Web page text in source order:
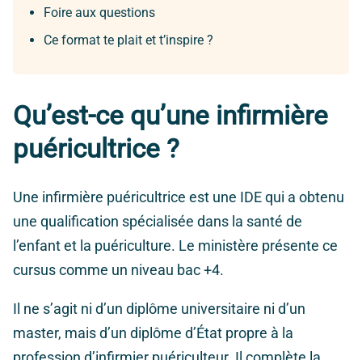
Foire aux questions
Ce format te plait et t’inspire ?
Qu’est-ce qu’une infirmière
puéricultrice ?
Une infirmière puéricultrice est une IDE qui a obtenu
une qualification spécialisée dans la santé de
l’enfant et la puériculture. Le ministère présente ce
cursus comme un niveau bac +4.
Il ne s’agit ni d’un diplôme universitaire ni d’un
master, mais d’un diplôme d’État propre à la